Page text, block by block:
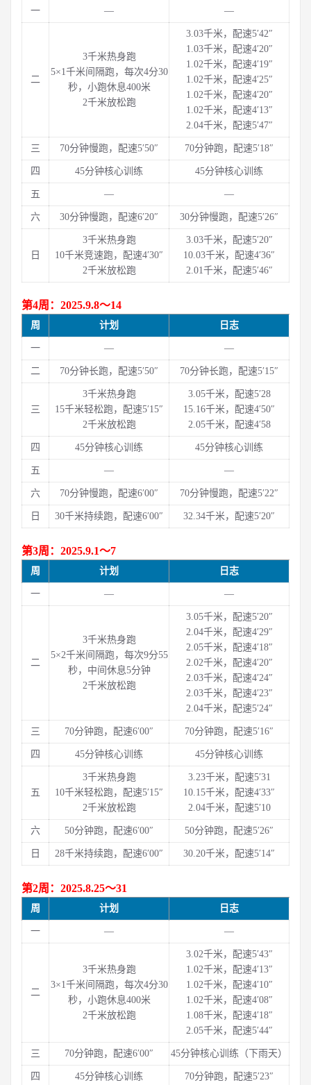
一 — —
二
3千米热身跑
5×1千米间隔跑，每次4分30
秒，小跑休息400米
2千米放松跑
3.03千米，配速5′42″
1.03千米，配速4′20″
1.02千米，配速4′19″
1.02千米，配速4′25″
1.02千米，配速4′20″
1.02千米，配速4′13″
2.04千米，配速5′47″
三 70分钟慢跑，配速5′50″ 70分钟跑，配速5′18″
四 45分钟核心训练 45分钟核心训练
五 — —
六 30分钟慢跑，配速6′20″ 30分钟慢跑，配速5′26″
日
3千米热身跑
10千米竞速跑，配速4′30″
2千米放松跑
3.03千米，配速5′20″
10.03千米，配速4′36″
2.01千米，配速5′46″
第4周：2025.9.8～14
周 计划 日志
一 — —
二 70分钟长跑，配速5′50″ 70分钟长跑，配速5′15″
三
3千米热身跑
15千米轻松跑，配速5′15″
2千米放松跑
3.05千米，配速5′28
15.16千米，配速4′50″
2.05千米，配速4′58
四 45分钟核心训练 45分钟核心训练
五 — —
六 70分钟慢跑，配速6′00″ 70分钟慢跑，配速5′22″
日 30千米持续跑，配速6′00″ 32.34千米，配速5′20″
第3周：2025.9.1～7
周 计划 日志
一 — —
二
3千米热身跑
5×2千米间隔跑，每次9分55
秒，中间休息5分钟
2千米放松跑
3.05千米，配速5′20″
2.04千米，配速4′29″
2.05千米，配速4′18″
2.02千米，配速4′20″
2.03千米，配速4′24″
2.03千米，配速4′23″
2.04千米，配速5′24″
三 70分钟跑，配速6′00″ 70分钟跑，配速5′16″
四 45分钟核心训练 45分钟核心训练
五
3千米热身跑
10千米轻松跑，配速5′15″
2千米放松跑
3.23千米，配速5′31
10.15千米，配速4′33″
2.04千米，配速5′10
六 50分钟跑，配速6′00″ 50分钟跑，配速5′26″
日 28千米持续跑，配速6′00″ 30.20千米，配速5′14″
第2周：2025.8.25～31
周 计划 日志
一 — —
二
3千米热身跑
3×1千米间隔跑，每次4分30
秒，小跑休息400米
2千米放松跑
3.02千米，配速5′43″
1.02千米，配速4′13″
1.02千米，配速4′10″
1.02千米，配速4′08″
1.08千米，配速4′18″
2.05千米，配速5′44″
三 70分钟跑，配速6′00″ 45分钟核心训练（下雨天）
四 45分钟核心训练 70分钟跑，配速5′23″